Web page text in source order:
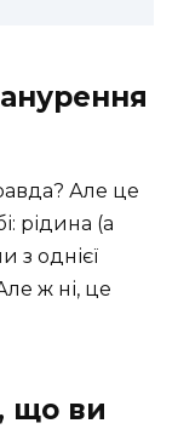
Але це
рідина (а
з однієї
ж ні, це
що ви